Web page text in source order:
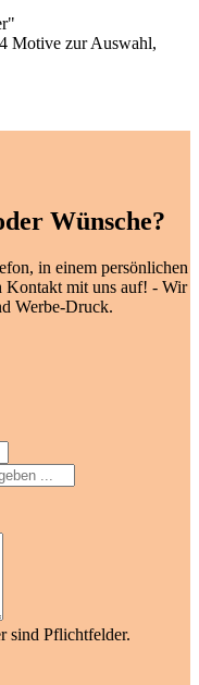
Wünsche?
in einem persönlichen
Kontakt mit uns auf! - Wir
Werbe-Druck.
sind Pflichtfelder.